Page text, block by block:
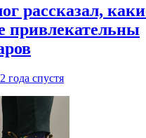
рассказал,
привлекательны
2 года спустя